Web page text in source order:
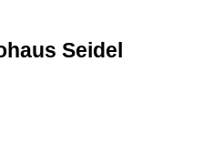
Seidel